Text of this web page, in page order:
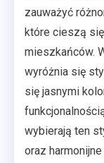
zauważyć
które cieszą
mieszkańców.
wyróżnia się
się jasnymi
wybierają ten
oraz